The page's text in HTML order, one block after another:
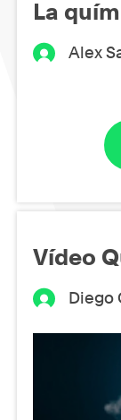
La
Alex
Vídeo
Diego